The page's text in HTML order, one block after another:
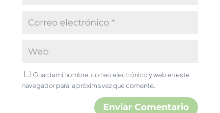
Guarda mi nombre, correo electrónico y web en este
navegador para la próxima vez que comente.